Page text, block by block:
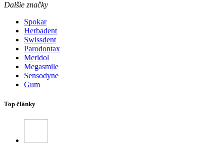
Dalšie značky
Spokar
Herbadent
Swissdent
Parodontax
Meridol
Megasmile
Sensodyne
Gum
Top články